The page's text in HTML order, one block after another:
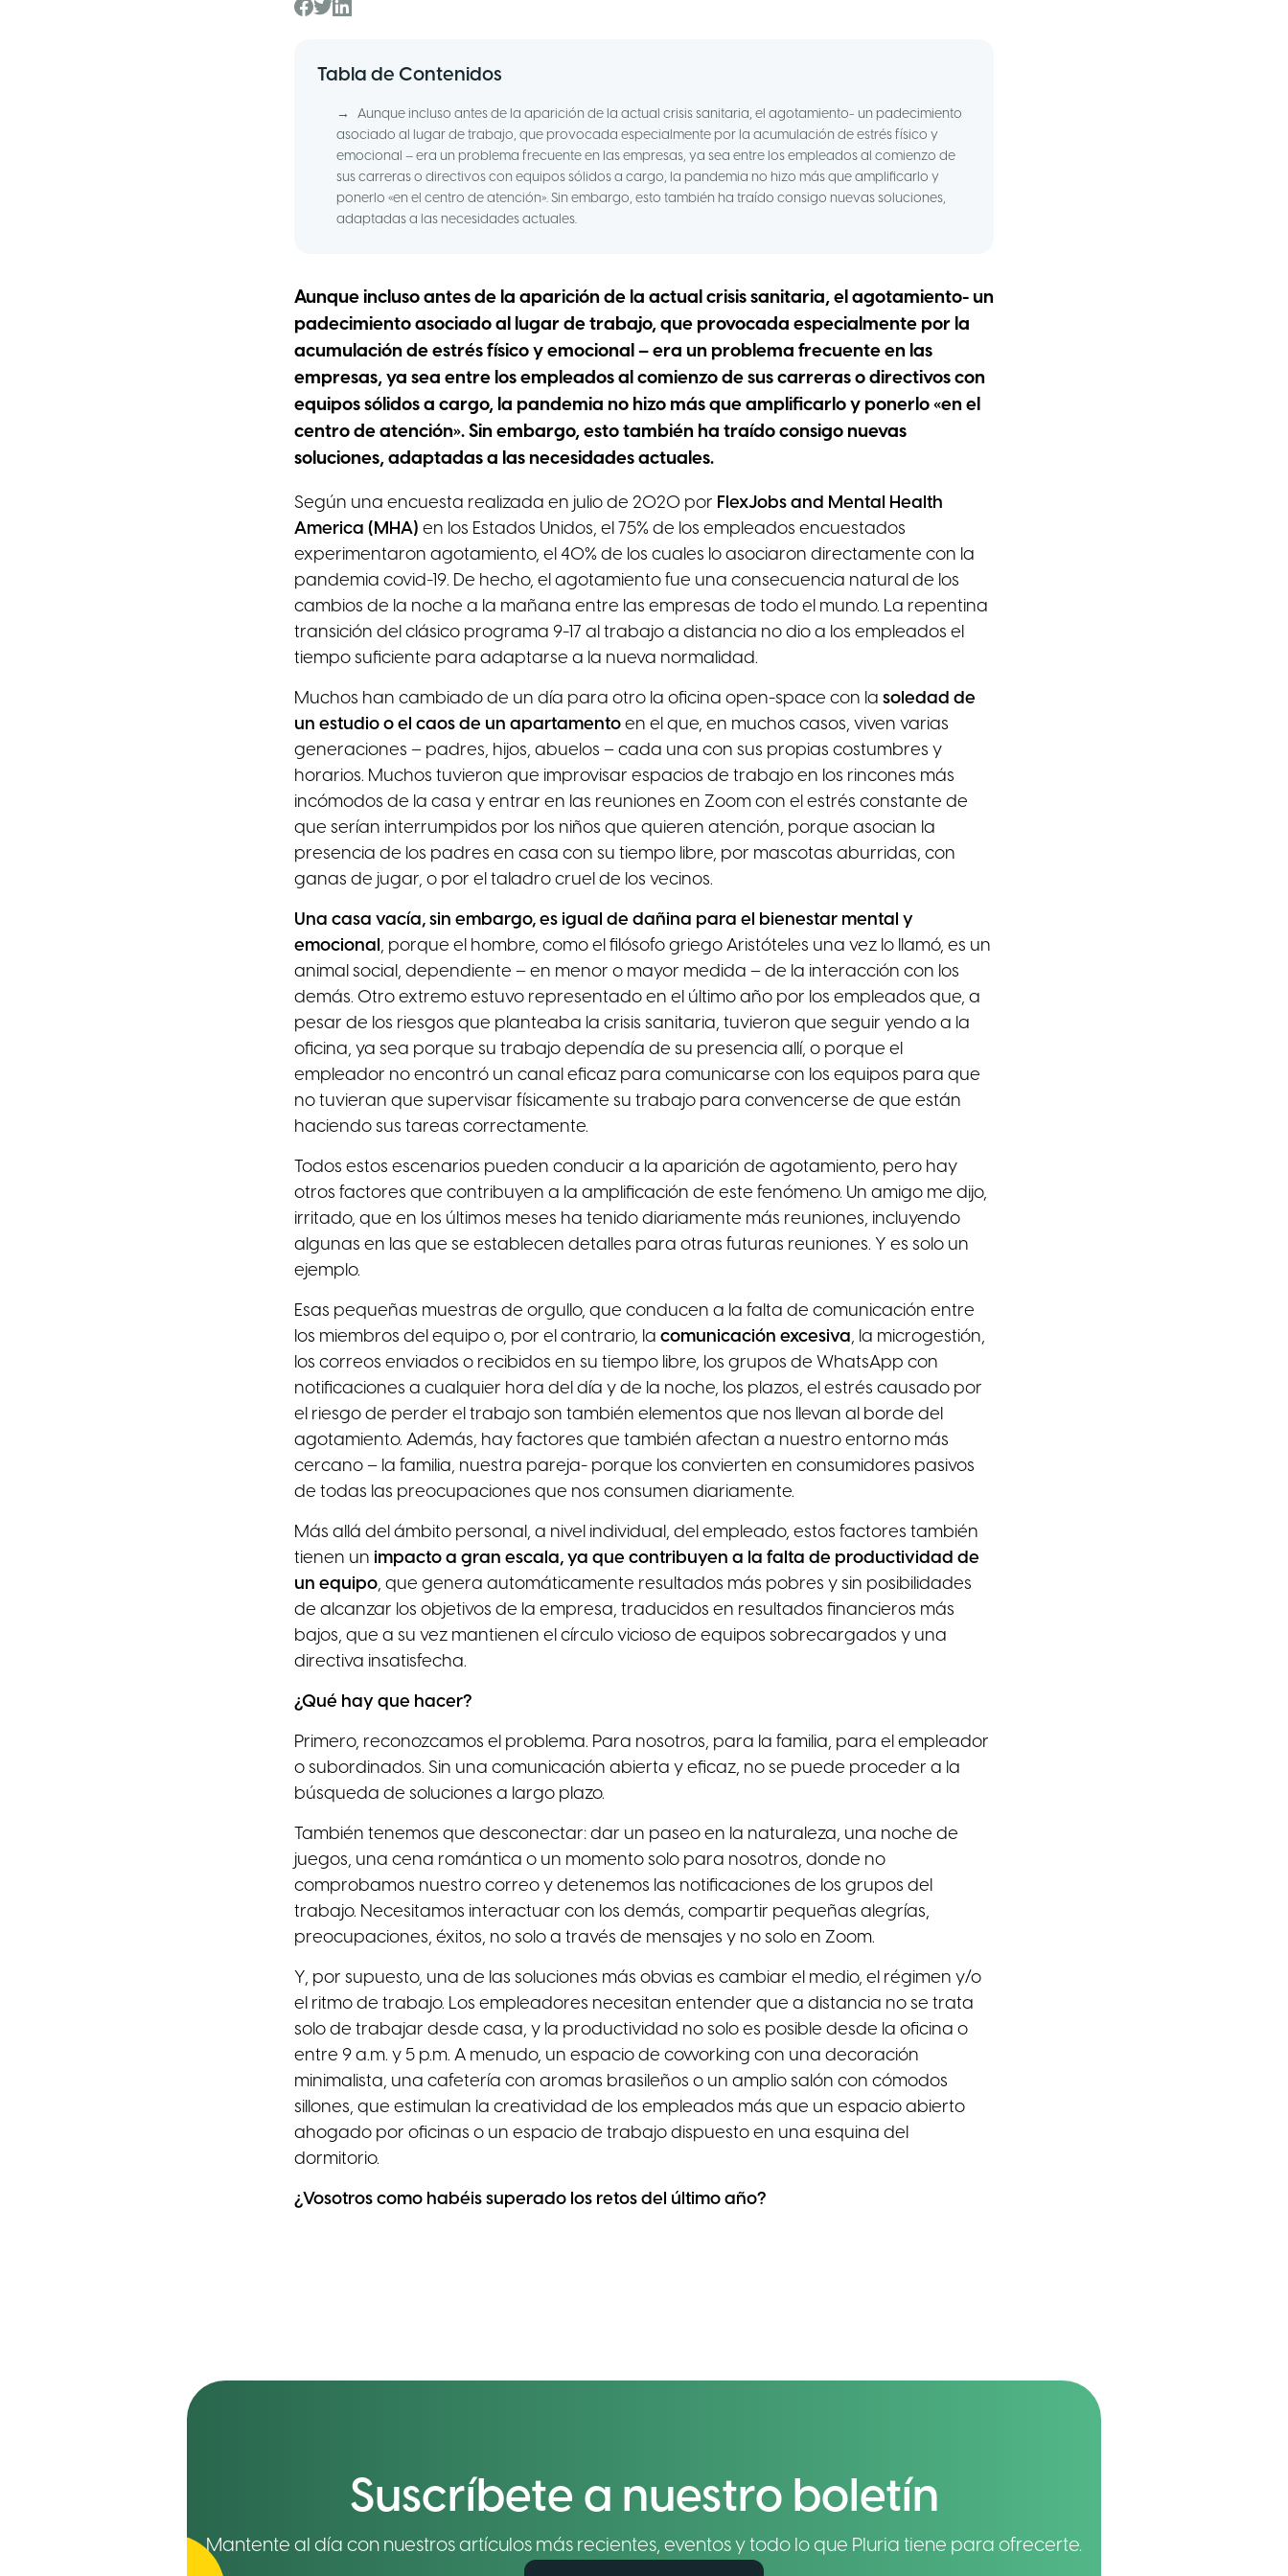
Tabla de Contenidos
→
Aunque incluso antes de la aparición de la actual crisis sanitaria, el agotamiento- un padecimiento
asociado al lugar de trabajo, que provocada especialmente por la acumulación de estrés físico y
emocional – era un problema frecuente en las empresas, ya sea entre los empleados al comienzo de
sus carreras o directivos con equipos sólidos a cargo, la pandemia no hizo más que amplificarlo y
ponerlo «en el centro de atención». Sin embargo, esto también ha traído consigo nuevas soluciones,
adaptadas a las necesidades actuales.
Aunque incluso antes de la aparición de la actual crisis sanitaria, el agotamiento- un
padecimiento asociado al lugar de trabajo, que provocada especialmente por la
acumulación de estrés físico y emocional – era un problema frecuente en las
empresas, ya sea entre los empleados al comienzo de sus carreras o directivos con
equipos sólidos a cargo, la pandemia no hizo más que amplificarlo y ponerlo «en el
centro de atención». Sin embargo, esto también ha traído consigo nuevas
soluciones, adaptadas a las necesidades actuales.
Según una encuesta realizada en julio de 2020 por FlexJobs and Mental Health
America (MHA) en los Estados Unidos, el 75% de los empleados encuestados
experimentaron agotamiento, el 40% de los cuales lo asociaron directamente con la
pandemia covid-19. De hecho, el agotamiento fue una consecuencia natural de los
cambios de la noche a la mañana entre las empresas de todo el mundo. La repentina
transición del clásico programa 9-17 al trabajo a distancia no dio a los empleados el
tiempo suficiente para adaptarse a la nueva normalidad.
Muchos han cambiado de un día para otro la oficina open-space con la soledad de
un estudio o el caos de un apartamento en el que, en muchos casos, viven varias
generaciones – padres, hijos, abuelos – cada una con sus propias costumbres y
horarios. Muchos tuvieron que improvisar espacios de trabajo en los rincones más
incómodos de la casa y entrar en las reuniones en Zoom con el estrés constante de
que serían interrumpidos por los niños que quieren atención, porque asocian la
presencia de los padres en casa con su tiempo libre, por mascotas aburridas, con
ganas de jugar, o por el taladro cruel de los vecinos.
Una casa vacía, sin embargo, es igual de dañina para el bienestar mental y
emocional , porque el hombre, como el filósofo griego Aristóteles una vez lo llamó, es un
animal social, dependiente – en menor o mayor medida – de la interacción con los
demás. Otro extremo estuvo representado en el último año por los empleados que, a
pesar de los riesgos que planteaba la crisis sanitaria, tuvieron que seguir yendo a la
oficina, ya sea porque su trabajo dependía de su presencia allí, o porque el
empleador no encontró un canal eficaz para comunicarse con los equipos para que
no tuvieran que supervisar físicamente su trabajo para convencerse de que están
haciendo sus tareas correctamente.
Todos estos escenarios pueden conducir a la aparición de agotamiento, pero hay
otros factores que contribuyen a la amplificación de este fenómeno. Un amigo me dijo,
irritado, que en los últimos meses ha tenido diariamente más reuniones, incluyendo
algunas en las que se establecen detalles para otras futuras reuniones. Y es solo un
ejemplo.
Esas pequeñas muestras de orgullo, que conducen a la falta de comunicación entre
los miembros del equipo o, por el contrario, la comunicación excesiva, la microgestión,
los correos enviados o recibidos en su tiempo libre, los grupos de WhatsApp con
notificaciones a cualquier hora del día y de la noche, los plazos, el estrés causado por
el riesgo de perder el trabajo son también elementos que nos llevan al borde del
agotamiento. Además, hay factores que también afectan a nuestro entorno más
cercano – la familia, nuestra pareja- porque los convierten en consumidores pasivos
de todas las preocupaciones que nos consumen diariamente.
Más allá del ámbito personal, a nivel individual, del empleado, estos factores también
tienen un impacto a gran escala, ya que contribuyen a la falta de productividad de
un equipo, que genera automáticamente resultados más pobres y sin posibilidades
de alcanzar los objetivos de la empresa, traducidos en resultados financieros más
bajos, que a su vez mantienen el círculo vicioso de equipos sobrecargados y una
directiva insatisfecha.
¿Qué hay que hacer?
Primero, reconozcamos el problema. Para nosotros, para la familia, para el empleador
o subordinados. Sin una comunicación abierta y eficaz, no se puede proceder a la
búsqueda de soluciones a largo plazo.
También tenemos que desconectar: dar un paseo en la naturaleza, una noche de
juegos, una cena romántica o un momento solo para nosotros, donde no
comprobamos nuestro correo y detenemos las notificaciones de los grupos del
trabajo. Necesitamos interactuar con los demás, compartir pequeñas alegrías,
preocupaciones, éxitos, no solo a través de mensajes y no solo en Zoom.
Y, por supuesto, una de las soluciones más obvias es cambiar el medio, el régimen y/o
el ritmo de trabajo. Los empleadores necesitan entender que a distancia no se trata
solo de trabajar desde casa, y la productividad no solo es posible desde la oficina o
entre 9 a.m. y 5 p.m. A menudo, un espacio de coworking con una decoración
minimalista, una cafetería con aromas brasileños o un amplio salón con cómodos
sillones, que estimulan la creatividad de los empleados más que un espacio abierto
ahogado por oficinas o un espacio de trabajo dispuesto en una esquina del
dormitorio.
¿Vosotros como habéis superado los retos del último año?
Suscríbete a nuestro boletín
Mantente al día con nuestros artículos más recientes, eventos y todo lo que Pluria tiene para ofrecerte.